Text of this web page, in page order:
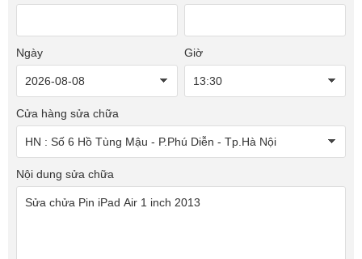
Ngày Giờ
Cửa hàng sửa chữa
Nội dung sửa chữa